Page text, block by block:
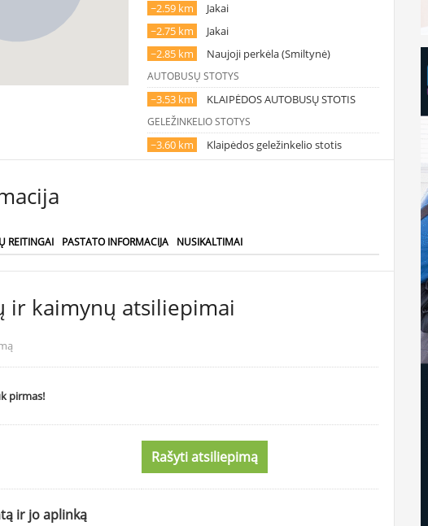
~2.59 km
Jakai
~2.75 km
Jakai
~2.85 km
Naujoji perkėla (Smiltynė)
AUTOBUSŲ STOTYS
~3.53 km KLAIPĖDOS AUTOBUSŲ STOTIS
GELEŽINKELIO STOTYS
~3.60 km Klaipėdos geležinkelio stotis
REITINGAI PASTATO INFORMACIJA NUSIKALTIMAI
ir kaimynų atsiliepimai
pirmas!
Rašyti atsiliepimą
ir jo aplinką